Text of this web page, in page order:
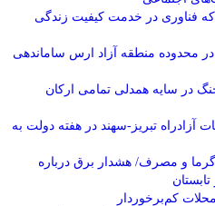
که فناوری در خدمت کیفیت زندگی
در محدوده منطقه آزاد ارس ساماندهی
در سایه همدلی تمامی ارکان
آزادراه تبریز-سهند در هفته دولت به
گرما و مصرف/ هشدار برق درباره
کم‌برخوردار